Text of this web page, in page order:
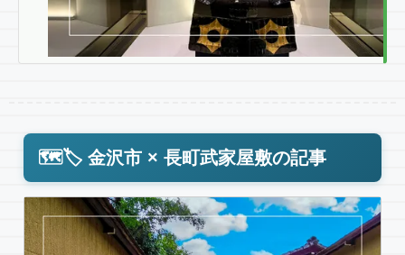
前
田
資
料
館
｜
加
賀
🗺️🏷️ 金沢市 × 長町武家屋敷の記事